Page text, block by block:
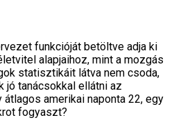
funkcióját betöltve adja ki
alapjaihoz, mint a mozgás
statisztikáit látva nem csoda,
jó tanácsokkal ellátni az
átlagos amerikai naponta 22, egy
fogyaszt?